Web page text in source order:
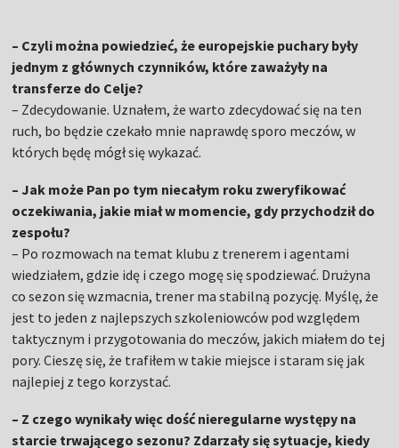
– Czyli można powiedzieć, że europejskie puchary były
jednym z głównych czynników, które zaważyły na
transferze do Celje?
– Zdecydowanie. Uznałem, że warto zdecydować się na ten
ruch, bo będzie czekało mnie naprawdę sporo meczów, w
których będę mógł się wykazać.
– Jak może Pan po tym niecałym roku zweryfikować
oczekiwania, jakie miał w momencie, gdy przychodził do
zespołu?
– Po rozmowach na temat klubu z trenerem i agentami
wiedziałem, gdzie idę i czego mogę się spodziewać. Drużyna
co sezon się wzmacnia, trener ma stabilną pozycję. Myślę, że
jest to jeden z najlepszych szkoleniowców pod względem
taktycznym i przygotowania do meczów, jakich miałem do tej
pory. Cieszę się, że trafiłem w takie miejsce i staram się jak
najlepiej z tego korzystać.
– Z czego wynikały więc dość nieregularne występy na
starcie trwającego sezonu? Zdarzały się sytuacje, kiedy